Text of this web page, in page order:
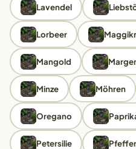
Lavendel
Lorbeer
Mangold
Minze Möhren
Oregano
Petersilie